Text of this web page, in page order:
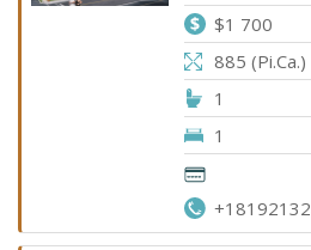
$1 700
885 (Pi.Ca.)
1
1